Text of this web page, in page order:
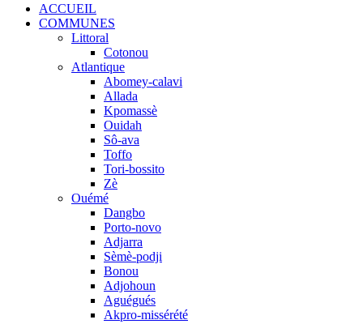
ACCUEIL
COMMUNES
Littoral
Cotonou
Atlantique
Abomey-calavi
Allada
Kpomassè
Ouidah
Sô-ava
Toffo
Tori-bossito
Zè
Ouémé
Dangbo
Porto-novo
Adjarra
Sèmè-podji
Bonou
Adjohoun
Aguégués
Akpro-missérété